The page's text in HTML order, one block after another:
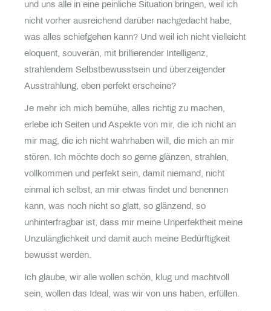
und uns alle in eine peinliche Situation bringen, weil ich
nicht vorher ausreichend darüber nachgedacht habe,
was alles schiefgehen kann? Und weil ich nicht vielleicht
eloquent, souverän, mit brillierender Intelligenz,
strahlendem Selbstbewusstsein und überzeigender
Ausstrahlung, eben perfekt erscheine?
Je mehr ich mich bemühe, alles richtig zu machen,
erlebe ich Seiten und Aspekte von mir, die ich nicht an
mir mag, die ich nicht wahrhaben will, die mich an mir
stören. Ich möchte doch so gerne glänzen, strahlen,
vollkommen und perfekt sein, damit niemand, nicht
einmal ich selbst, an mir etwas findet und benennen
kann, was noch nicht so glatt, so glänzend, so
unhinterfragbar ist, dass mir meine Unperfektheit meine
Unzulänglichkeit und damit auch meine Bedürftigkeit
bewusst werden.
Ich glaube, wir alle wollen schön, klug und machtvoll
sein, wollen das Ideal, was wir von uns haben, erfüllen.